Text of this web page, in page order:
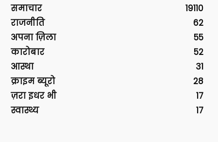
समाचार
19110
राजनीति
62
अपना ज़िला
55
कारोबार
52
आस्था
31
क्राइम ब्यूरो
28
ज़रा इधर भी
17
स्वास्थ्य
17